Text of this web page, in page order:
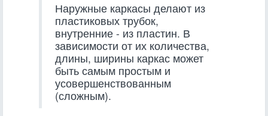
Наружные каркасы делают из
пластиковых трубок,
внутренние - из пластин. В
зависимости от их количества,
длины, ширины каркас может
быть самым простым и
усовершенствованным
(сложным).